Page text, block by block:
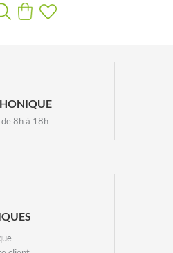
8h à 18h